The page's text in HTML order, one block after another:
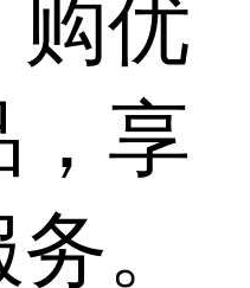
购优
，享
。